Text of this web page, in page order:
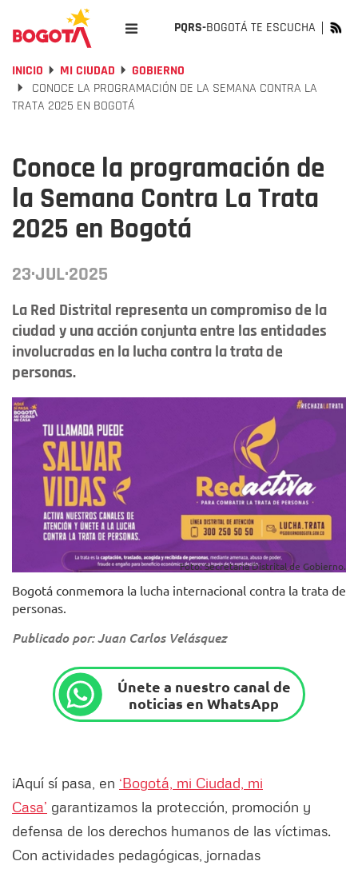
PQRS-BOGOTÁ TE ESCUCHA
INICIO MI CIUDAD
GOBIERNO
CONOCE LA PROGRAMACIÓN DE LA SEMANA CONTRA LA
TRATA 2025 EN BOGOTÁ
Conoce la programación de
la Semana Contra La Trata
2025 en Bogotá
23·JUL·2025
La Red Distrital representa un compromiso de la
ciudad y una acción conjunta entre las entidades
involucradas en la lucha contra la trata de
personas.
Foto: Secretaría Distrital de Gobierno.
Bogotá conmemora la lucha internacional contra la trata de
personas.
Publicado por: Juan Carlos Velásquez
Únete a nuestro canal de
noticias en WhatsApp
¡Aquí sí pasa, en ‘Bogotá, mi Ciudad, mi
Casa’ garantizamos la protección, promoción y
defensa de los derechos humanos de las víctimas.
Con actividades pedagógicas, jornadas